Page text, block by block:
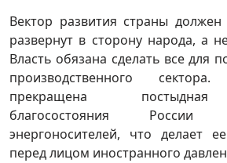
Вектор развития страны
развернут в сторону народа, а
Власть обязана сделать все для
производственного
прекращена постыдная
благосостояния
энергоносителей, что делает
перед лицом иностранного